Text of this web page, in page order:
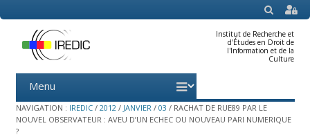
SEARCH
Institut de Recherche et
d'Études en Droit de
l'Information et de la
Culture
Menu
content
NAVIGATION : IREDIC / 2012 / JANVIER / 03 / RACHAT DE RUE89 PAR LE
NOUVEL OBSERVATEUR : AVEU D’UN ECHEC OU NOUVEAU PARI NUMERIQUE
?